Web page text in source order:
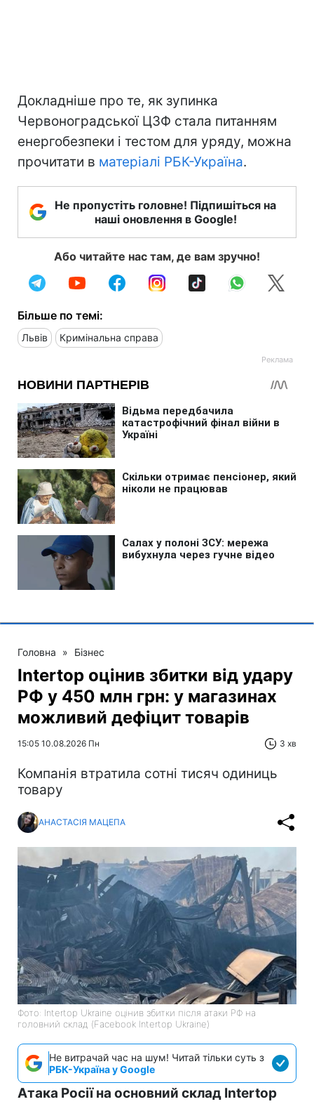
Докладніше про те, як зупинка
Червоноградської ЦЗФ стала питанням
енергобезпеки і тестом для уряду, можна
прочитати в матеріалі РБК-Україна.
Не пропустіть головне! Підпишіться на
наші оновлення в Google!
Або читайте нас там, де вам зручно!
Більше по темі:
Львів Кримінальна справа
Головна » Бізнес
Intertop оцінив збитки від удару
РФ у 450 млн грн: у магазинах
можливий дефіцит товарів
15:05 10.08.2026 Пн 3 хв
Компанія втратила сотні тисяч одиниць
товару
АНАСТАСІЯ МАЦЕПА
Фото: Intertop Ukraine оцінив збитки після атаки РФ на
головний склад (Facebook Intertop Ukraine)
Не витрачай час на шум! Читай тільки суть з
РБК-Україна у Google
Атака Росії на основний склад Intertop